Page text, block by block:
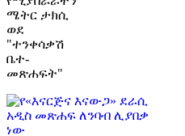
ሜትር ታክሲ
ወደ
"ተንቀሳቃሽ
ቤተ-
መጽሐፍት"